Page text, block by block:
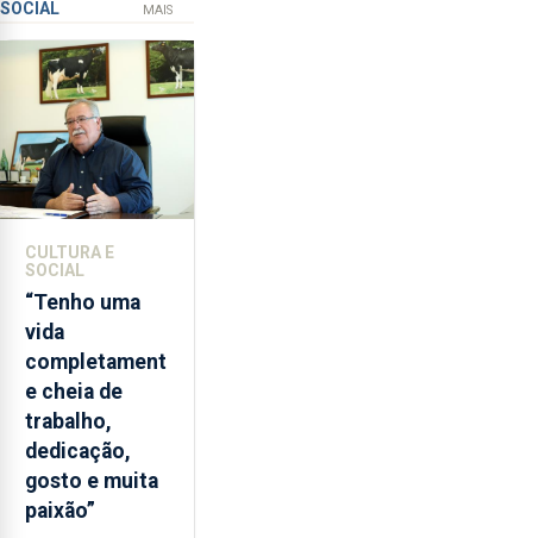
ilegal
de
lapas
entre
2022
e
2026.
A
ilha
das
Flores
apresenta
um
“decréscimo
significativo”
da
CPUE
entre
2022
instrumentos
SOCIAL
MAIS
CULTURA E
SOCIAL
“Tenho uma
vida
completament
e cheia de
trabalho,
dedicação,
gosto e muita
paixão”